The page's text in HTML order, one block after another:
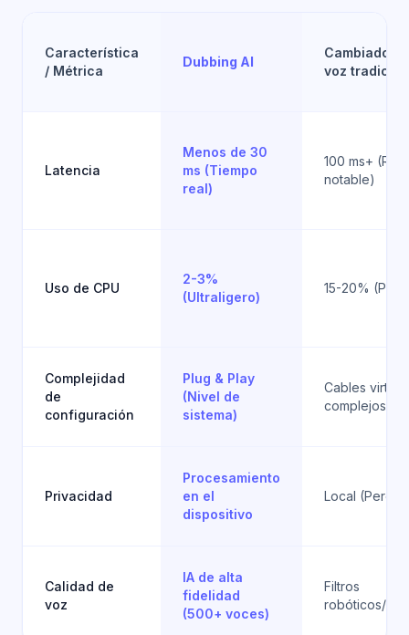
Característica
/ Métrica
Dubbing AI
voz
Latencia
Menos de 30
ms (Tiempo
real)
100 ms+
notable)
Uso de CPU
2-3%
(Ultraligero)
15-20%
Complejidad
de
configuración
Plug & Play
(Nivel de
sistema)
Cables
complejos
Privacidad
Procesamiento
en el
dispositivo
Local (Pero
Calidad de
voz
IA de alta
fidelidad
(500+ voces)
Filtros
robóticos/